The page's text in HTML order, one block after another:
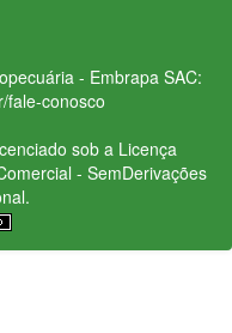
- Embrapa SAC:
fale-conosco
sob a Licença
- SemDerivações